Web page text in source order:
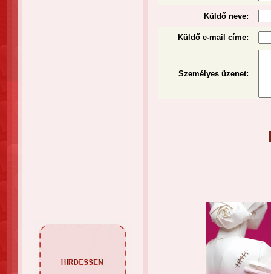
Küldő neve:
Küldő e-mail címe:
Személyes üzenet: